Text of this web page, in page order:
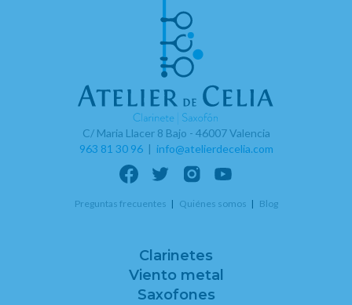
C/ Maria Llacer 8 Bajo - 46007 Valencia
963 81 30 96| info@atelierdecelia.com
Preguntas frecuentes Quiénes somos Blog
Clarinetes
Viento metal
Saxofones